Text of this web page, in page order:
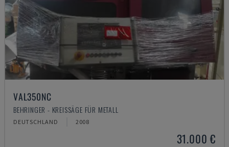
VAL350NC
BEHRINGER - KREISSÄGE FÜR METALL
DEUTSCHLAND 2008
31.000 €